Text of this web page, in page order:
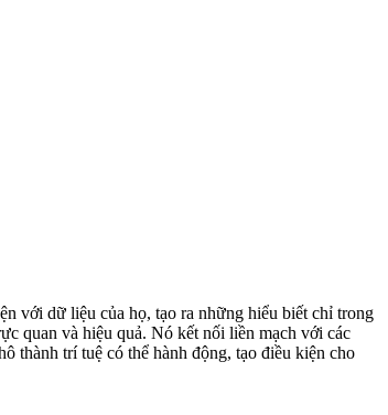
với dữ liệu của họ, tạo ra những hiểu biết chỉ trong
quan và hiệu quả. Nó kết nối liền mạch với các
thành trí tuệ có thể hành động, tạo điều kiện cho